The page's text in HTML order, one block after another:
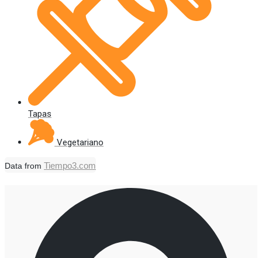
Tapas
Vegetariano
Data from Tiempo3.com